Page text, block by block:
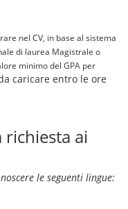
nel CV, in base al sistema
di laurea Magistrale o
minimo del GPA per
caricare entro le ore
richiesta ai
le seguenti lingue: